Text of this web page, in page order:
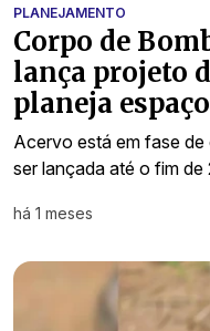
PLANEJAMENTO
Corpo de
lança projeto
planeja
Acervo está em fase
ser lançada até o fim de
há 1 meses